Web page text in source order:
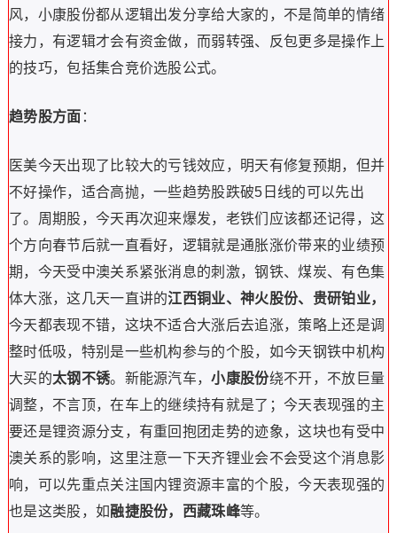
风，小康股份都从逻辑出发分享给大家的，不是简单的情绪
接力，有逻辑才会有资金做，而弱转强、反包更多是操作上
的技巧，包括集合竞价选股公式。
趋势股方面 ：
医美今天出现了比较大的亏钱效应，明天有修复预期，但并
不好操作，适合高抛，一些趋势股跌破5日线的可以先出
了。周期股，今天再次迎来爆发，老铁们应该都还记得，这
个方向春节后就一直看好，逻辑就是通胀涨价带来的业绩预
期，今天受中澳关系紧张消息的刺激，钢铁、煤炭、有色集
体大涨，这几天一直讲的江西铜业、神火股份、贵研铂业，
今天都表现不错，这块不适合大涨后去追涨，策略上还是调
整时低吸，特别是一些机构参与的个股，如今天钢铁中机构
大买的太钢不锈。新能源汽车，小康股份绕不开，不放巨量
调整，不言顶，在车上的继续持有就是了；今天表现强的主
要还是锂资源分支，有重回抱团走势的迹象，这块也有受中
澳关系的影响，这里注意一下天齐锂业会不会受这个消息影
响，可以先重点关注国内锂资源丰富的个股，今天表现强的
也是这类股，如融捷股份，西藏珠峰等。